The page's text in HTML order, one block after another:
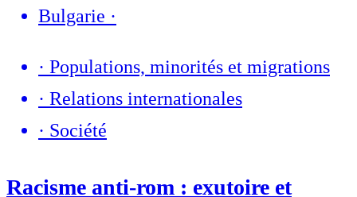
Bulgarie ·
· Populations, minorités et migrations
· Relations internationales
· Société
Racisme anti-rom : exutoire et